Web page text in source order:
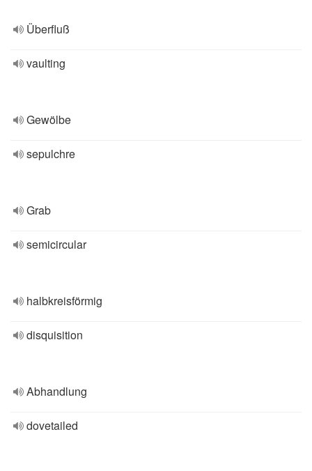
Überfluß
vaulting
Gewölbe
sepulchre
Grab
semicircular
halbkreisförmig
disquisition
Abhandlung
dovetailed